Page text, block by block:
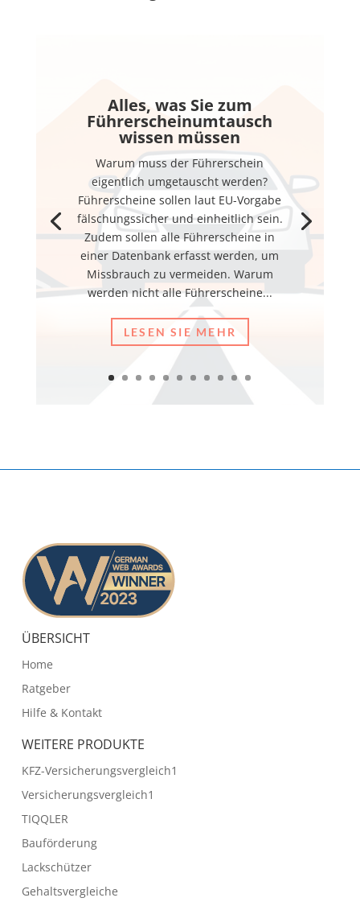
Alles, was Sie zum
Führerscheinumtausch
wissen müssen
Warum muss der Führerschein
eigentlich umgetauscht werden?
Führerscheine sollen laut EU-Vorgabe
fälschungssicher und einheitlich sein.
Zudem sollen alle Führerscheine in
einer Datenbank erfasst werden, um
Missbrauch zu vermeiden. Warum
werden nicht alle Führerscheine...
LESEN SIE MEHR
ÜBERSICHT
Home
Ratgeber
Hilfe & Kontakt
WEITERE PRODUKTE
KFZ-Versicherungsvergleich1
Versicherungsvergleich1
TIQQLER
Bauförderung
Lackschützer
Gehaltsvergleiche